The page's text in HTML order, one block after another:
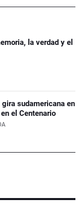
la verdad y el
sudamericana en
el Centenario